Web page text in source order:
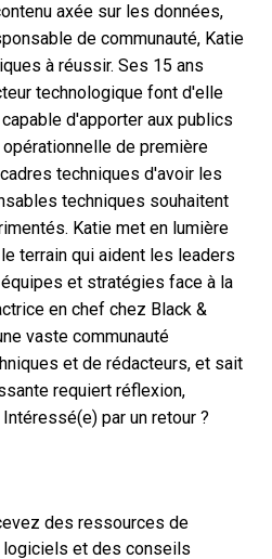
axée sur les données,
de communauté, Katie
à réussir. Ses 15 ans
technologique font d'elle
d'apporter aux publics
de première
techniques d'avoir les
techniques souhaitent
Katie met en lumière
terrain qui aident les leaders
et stratégies face à la
en chef chez Black &
vaste communauté
et de rédacteurs, et sait
requiert réflexion,
par un retour ?
des ressources de
et des conseils